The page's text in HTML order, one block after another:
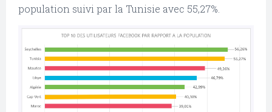
population suivi par la Tunisie avec 55,27%.